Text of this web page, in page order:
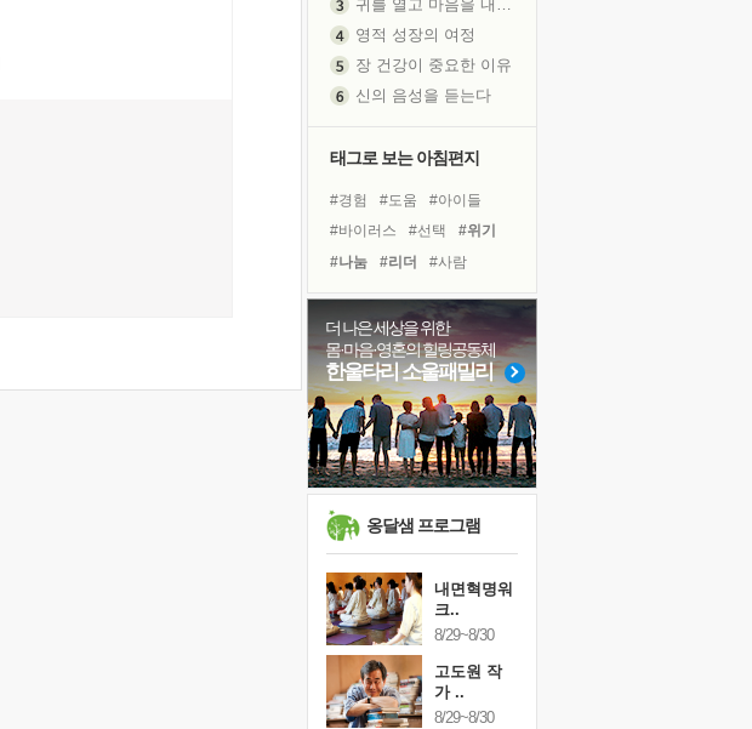
영적 성장의 여정
장 건강이 중요한 이유
신의 음성을 듣는다
처음 손을 잡았던 날
꿈이 실제가 되는 것
졸업식 사진을 보며
극심한 변비, 어깨결림, 수면 장애
아픈 아버지를 위한 공간 설계
슬럼프
보고 싶은 어머니
유년 시절의 부산 영도 바다
못된 꼰대들
희망이란
'모른다'는 것
태그로 보는 아침편지
#경험 #도움
#아이들
#바이러스
#선택
#위기
#나눔
#리더
#사람
#극복
#유튜브
#힐링
#링컨학교
#비전캠프
#명상
#계획
#친구
#독서캠프
#면역력
#다짐
#삶
더 나은 세상을 위한
몸·마음·영혼의 힐링공동체
한울타리 소울패밀리
옹달샘 프로그램
내면혁명워
크..
8/29~8/30
고도원 작
가 ..
8/29~8/30